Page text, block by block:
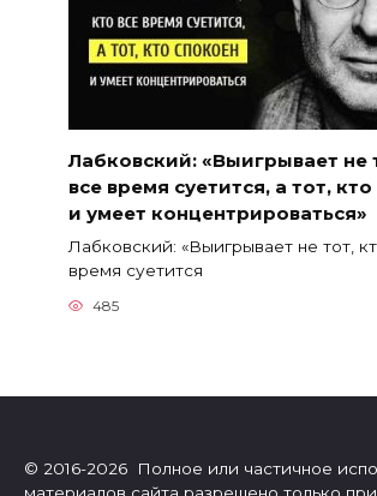
Лабковский: «Выигрывает не
все время суетится, а тот,
и умеет концентрироваться»
Лабковский: «Выигрывает не тот,
время суетится
485
© 2016-2026 Полное или частичное
материалов сайта разрешено только